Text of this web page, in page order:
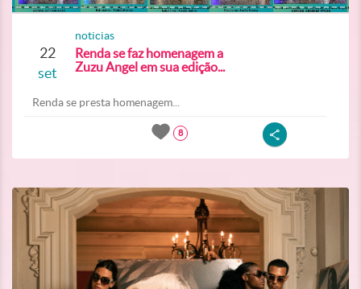
22
set
noticias
Renda se faz homenagem a
Zuzu Angel em sua edição...
Renda se presta homenagem...
8